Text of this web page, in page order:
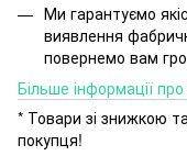
Ми гарантуємо
виявлення
повернемо вам
Більше інформації
* Товари зі знижкою
покупця!